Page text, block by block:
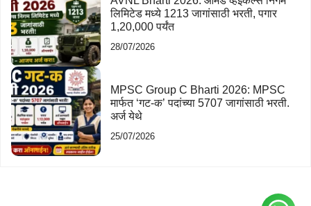
लिमिटेड मध्ये 1213 जागांसाठी भरती, पगार
1,20,000 पर्यंत
28/07/2026
MPSC Group C Bharti 2026: MPSC
मार्फत ‘गट-क’ पदांच्या 5707 जागांसाठी भरती.
अर्ज येथे
25/07/2026